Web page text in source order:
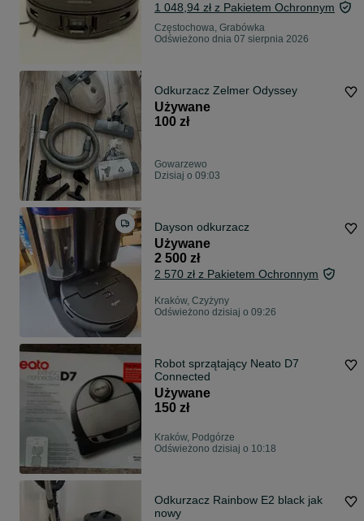
1 048,94 zł z Pakietem Ochronnym
Częstochowa, Grabówka
Odświeżono dnia 07 sierpnia 2026
Odkurzacz Zelmer Odyssey
Używane
100 zł
Gowarzewo
Dzisiaj o 09:03
Dayson odkurzacz
Używane
2 500 zł
2 570 zł z Pakietem Ochronnym
Kraków, Czyżyny
Odświeżono dzisiaj o 09:26
Robot sprzątający Neato D7
Connected
Używane
150 zł
Kraków, Podgórze
Odświeżono dzisiaj o 10:18
Odkurzacz Rainbow E2 black jak
nowy